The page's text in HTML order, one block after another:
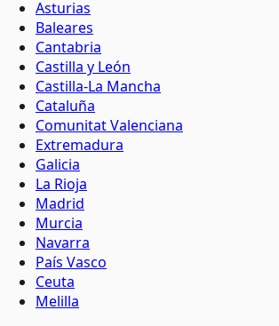
Asturias
Baleares
Cantabria
Castilla y León
Castilla-La Mancha
Cataluña
Comunitat Valenciana
Extremadura
Galicia
La Rioja
Madrid
Murcia
Navarra
País Vasco
Ceuta
Melilla